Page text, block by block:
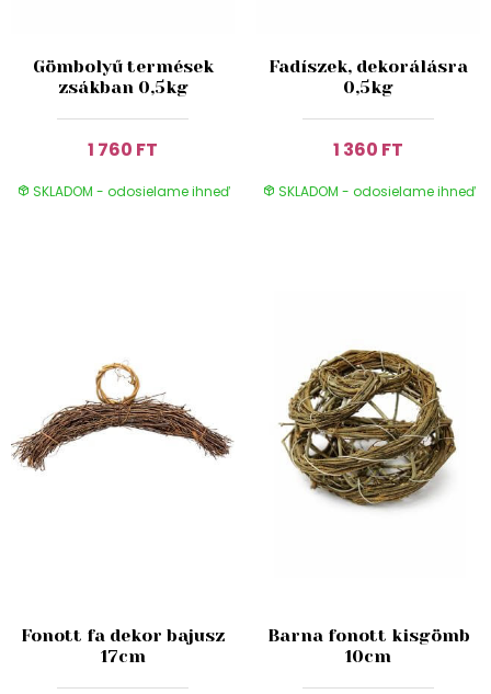
Gömbolyű termések
zsákban 0,5kg
1 760 FT
SKLADOM - odosielame ihneď
Fadíszek, dekorálásra
0,5kg
1 360 FT
SKLADOM - odosielame ihneď
Fonott fa dekor bajusz
17cm
Barna fonott kisgömb
10cm